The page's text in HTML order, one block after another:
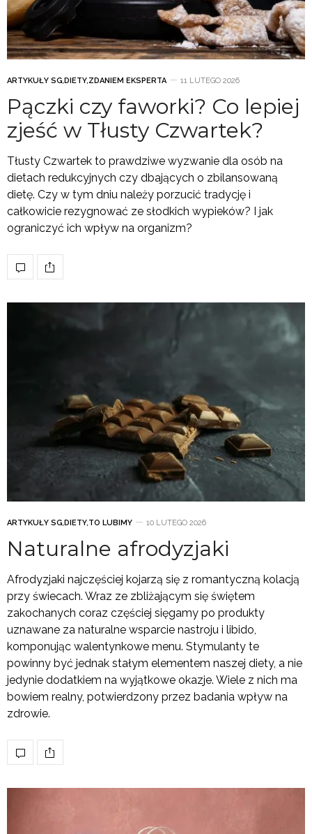
ARTYKUŁY SG,DIETY,ZDANIEM EKSPERTA 11 LUTEGO 2026
Pączki czy faworki? Co lepiej
zjeść w Tłusty Czwartek?
Tłusty Czwartek to prawdziwe wyzwanie dla osób na
dietach redukcyjnych czy dbających o zbilansowaną
dietę. Czy w tym dniu należy porzucić tradycję i
całkowicie rezygnować ze słodkich wypieków? I jak
ograniczyć ich wpływ na organizm?
ARTYKUŁY SG,DIETY,TO LUBIMY 10 LUTEGO 2026
Naturalne afrodyzjaki
Afrodyzjaki najczęściej kojarzą się z romantyczną kolacją
przy świecach. Wraz ze zbliżającym się świętem
zakochanych coraz częściej sięgamy po produkty
uznawane za naturalne wsparcie nastroju i libido,
komponując walentynkowe menu. Stymulanty te
powinny być jednak stałym elementem naszej diety, a nie
jedynie dodatkiem na wyjątkowe okazje. Wiele z nich ma
bowiem realny, potwierdzony przez badania wpływ na
zdrowie.